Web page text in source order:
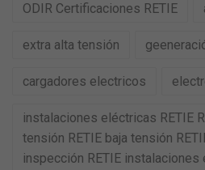
ODIR Certificaciones RETIE
extra alta tensión
cargadores electricos
instalaciones eléctricas RETIE
tensión RETIE baja tensión
inspección RETIE